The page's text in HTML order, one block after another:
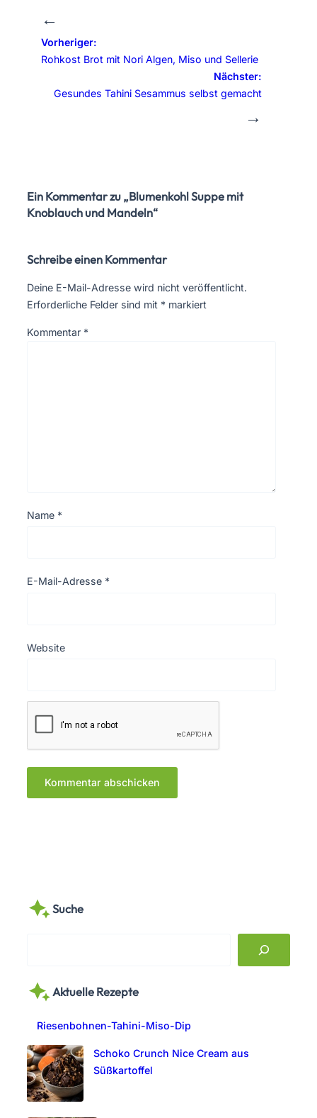
←
Vorheriger:
Rohkost Brot mit Nori Algen, Miso und Sellerie
Nächster:
Gesundes Tahini Sesammus selbst gemacht
→
Ein Kommentar zu „Blumenkohl Suppe mit
Knoblauch und Mandeln“
Schreibe einen Kommentar
Deine E-Mail-Adresse wird nicht veröffentlicht.
Erforderliche Felder sind mit * markiert
Kommentar *
Name *
E-Mail-Adresse *
Website
Suche
r
Aktuelle Rezepte
Riesenbohnen-Tahini-Miso-Dip
Schoko Crunch Nice Cream aus
Süßkartoffel